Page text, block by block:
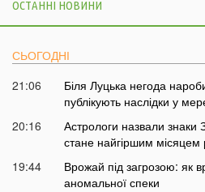
ОСТАННІ НОВИНИ
СЬОГОДНІ
21:06
Біля Луцька негода
публікують наслідки у
20:16
Астрологи назвали знаки
стане найгіршим місяцем
19:44
Врожай під загрозою: як
аномальної спеки